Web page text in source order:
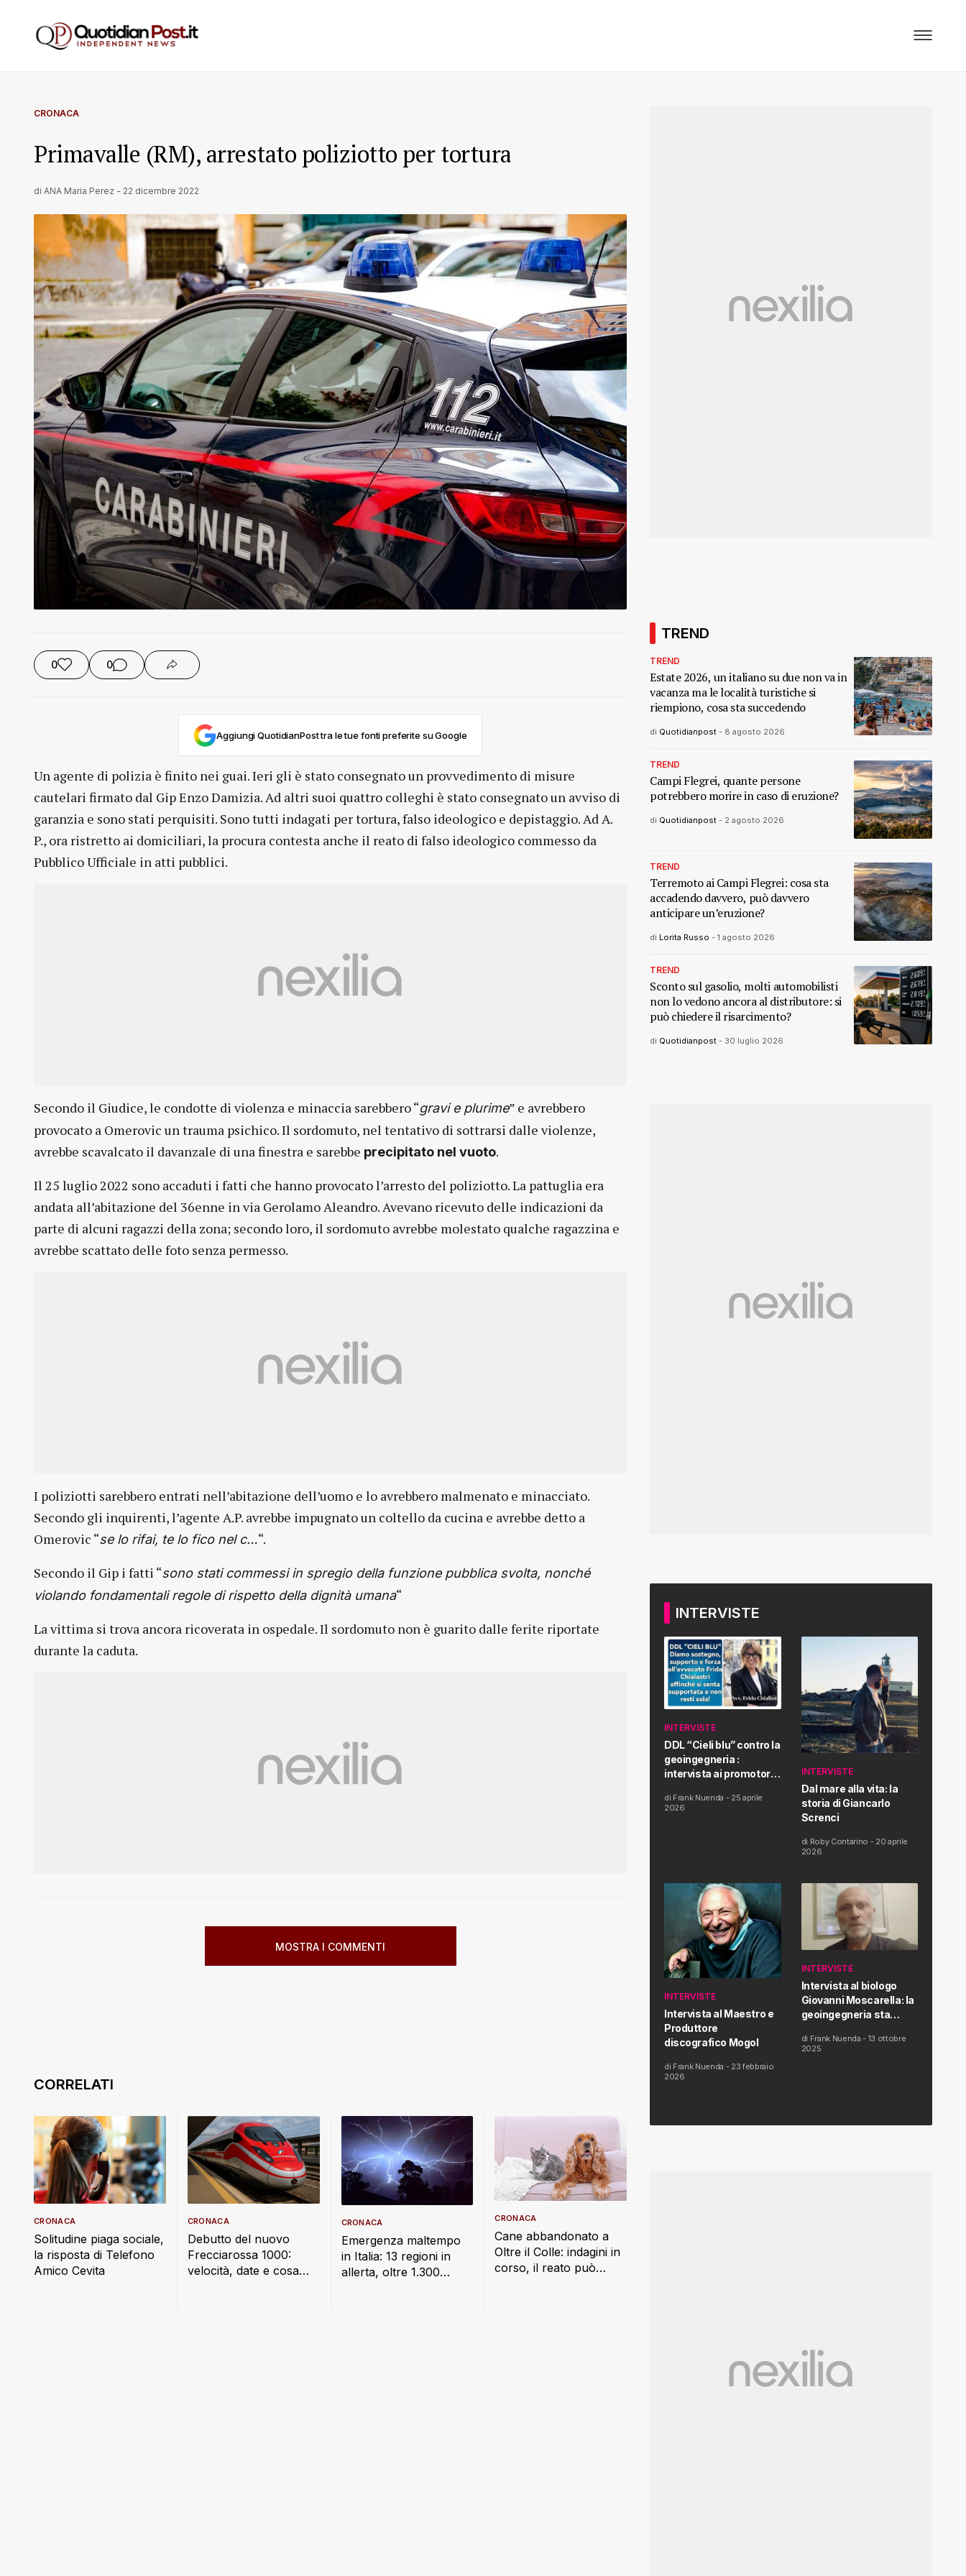
CRONACA
Primavalle (RM), arrestato poliziotto per tortura
di ANA Maria Perez - 22 dicembre 2022
0 0
Aggiungi QuotidianPost tra le tue fonti preferite su Google
Un agente di polizia è finito nei guai. Ieri gli è stato consegnato un provvedimento di misure
cautelari firmato dal Gip Enzo Damizia. Ad altri suoi quattro colleghi è stato consegnato un avviso di
garanzia e sono stati perquisiti. Sono tutti indagati per tortura, falso ideologico e depistaggio. Ad A.
P., ora ristretto ai domiciliari, la procura contesta anche il reato di falso ideologico commesso da
Pubblico Ufficiale in atti pubblici.
Secondo il Giudice, le condotte di violenza e minaccia sarebbero “gravi e plurime” e avrebbero
provocato a Omerovic un trauma psichico. Il sordomuto, nel tentativo di sottrarsi dalle violenze,
avrebbe scavalcato il davanzale di una finestra e sarebbe precipitato nel vuoto.
Il 25 luglio 2022 sono accaduti i fatti che hanno provocato l’arresto del poliziotto. La pattuglia era
andata all’abitazione del 36enne in via Gerolamo Aleandro. Avevano ricevuto delle indicazioni da
parte di alcuni ragazzi della zona; secondo loro, il sordomuto avrebbe molestato qualche ragazzina e
avrebbe scattato delle foto senza permesso.
I poliziotti sarebbero entrati nell’abitazione dell’uomo e lo avrebbero malmenato e minacciato.
Secondo gli inquirenti, l’agente A.P. avrebbe impugnato un coltello da cucina e avrebbe detto a
Omerovic “se lo rifai, te lo fico nel c…“.
Secondo il Gip i fatti “sono stati commessi in spregio della funzione pubblica svolta, nonché
violando fondamentali regole di rispetto della dignità umana“
La vittima si trova ancora ricoverata in ospedale. Il sordomuto non è guarito dalle ferite riportate
durante la caduta.
MOSTRA I COMMENTI
Solitudine piaga sociale,
la risposta di Telefono
Amico Cevita
CRONACA
Debutto del nuovo
Frecciarossa 1000:
velocità, date e cosa
CRONACA
Emergenza maltempo
in Italia: 13 regioni in
allerta, oltre 1.300
CRONACA
Cane abbandonato a
Oltre il Colle: indagini in
corso, il reato può
CRONACA
TREND
TREND
Estate 2026, un italiano su due non va in
vacanza ma le località turistiche si
riempiono, cosa sta succedendo
di Quotidianpost - 8 agosto 2026
TREND
Campi Flegrei, quante persone
potrebbero morire in caso di eruzione?
di Quotidianpost - 2 agosto 2026
TREND
Terremoto ai Campi Flegrei: cosa sta
accadendo davvero, può davvero
anticipare un’eruzione?
di Lorita Russo - 1 agosto 2026
TREND
Sconto sul gasolio, molti automobilisti
non lo vedono ancora al distributore: si
può chiedere il risarcimento?
di Quotidianpost - 30 luglio 2026
INTERVISTE
INTERVISTE
DDL “Cieli blu” contro la
geoingegneria :
intervista ai promotori
Proposta di Legge
di Frank Nuenda - 25 aprile
2026
INTERVISTE
Dal mare alla vita: la
storia di Giancarlo
Screnci
di Roby Contarino - 20 aprile
2026
INTERVISTE
Intervista al Maestro e
Produttore
discografico Mogol
di Frank Nuenda - 23 febbraio
2026
INTERVISTE
Intervista al biologo
Giovanni Moscarella: la
geoingegneria sta
salute dell’uomo
di Frank Nuenda - 13 ottobre
2025